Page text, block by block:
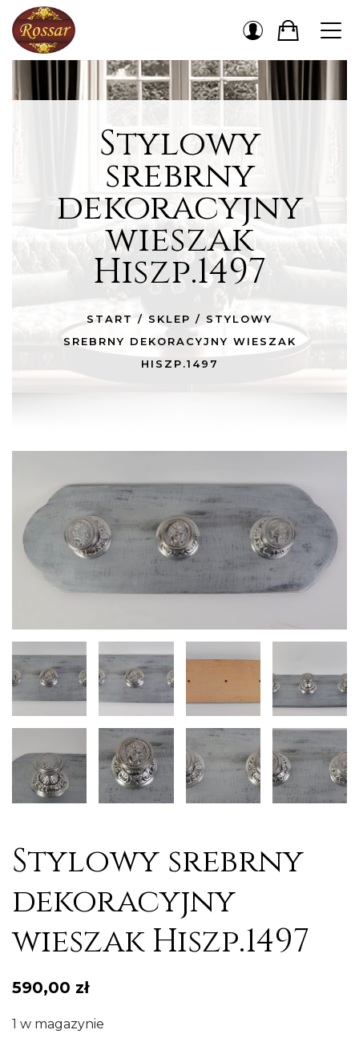
Stylowy
srebrny
dekoracyjny
wieszak
Hiszp.1497
START / SKLEP / STYLOWY
SREBRNY DEKORACYJNY WIESZAK
HISZP.1497
Stylowy srebrny
dekoracyjny
wieszak Hiszp.1497
590,00 zł
1 w magazynie